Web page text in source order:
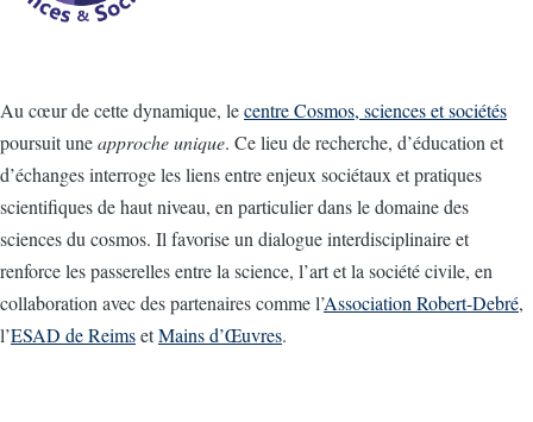
Au cœur de cette dynamique, lecentre Cosmos, sciences et sociétés
poursuit uneapproche unique. Ce lieu de recherche, d’éducation et
d’échanges interroge les liens entre enjeux sociétaux et pratiques
scientifiques de haut niveau, en particulier dans le domaine des
sciences du cosmos. Il favorise un dialogue interdisciplinaire et
renforce les passerelles entre la science, l’art et la société civile, en
collaboration avec des partenaires comme l’Association Robert-Debré,
l’ESAD de ReimsetMains d’Œuvres.